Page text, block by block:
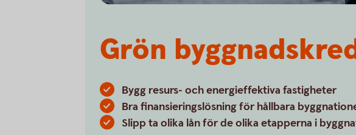
Grön
Bygg resurs- och energieffektiva fastigheter
Bra finansieringslösning för hållbara
Slipp ta olika lån för de olika etapperna i